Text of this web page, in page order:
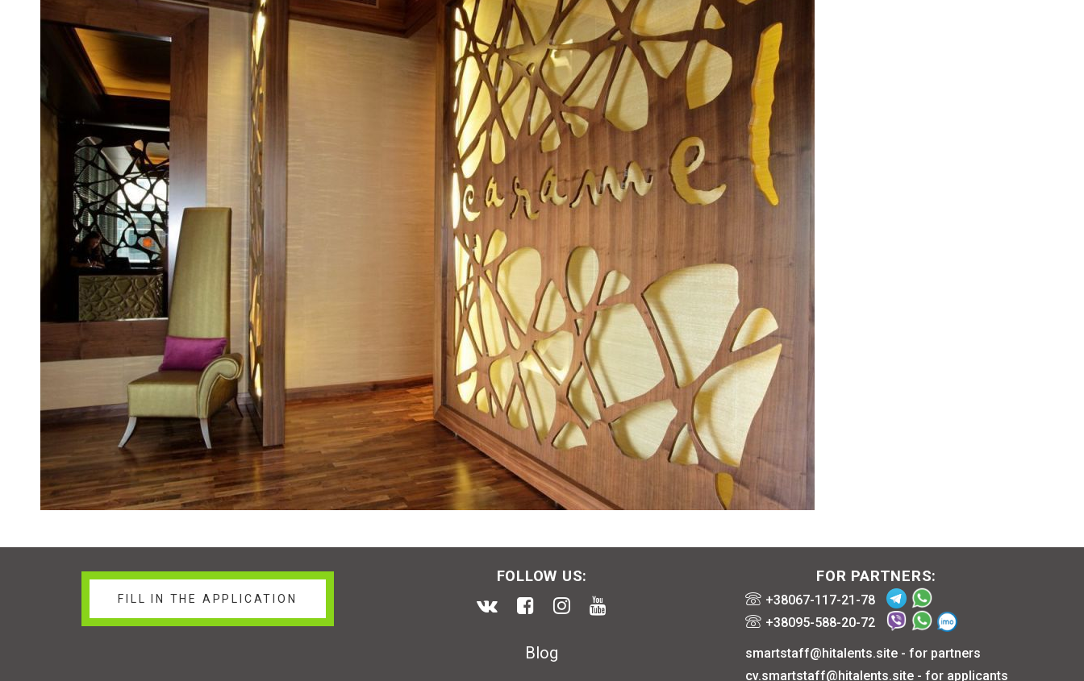
FILL IN THE APPLICATION
FOLLOW US:
Blog
FOR PARTNERS:
+38067-117-21-78
+38095-588-20-72
smartstaff@hitalents.site- for partners
cv.smartstaff@hitalents.site- for applicants